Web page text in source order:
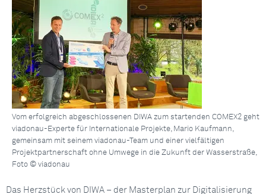
Vom erfolgreich abgeschlossenen DIWA zum startenden COMEX2 geht
viadonau-Experte für Internationale Projekte, Mario Kaufmann,
gemeinsam mit seinem viadonau-Team und einer vielfältigen
Projektpartnerschaft ohne Umwege in die Zukunft der Wasserstraße,
Foto © viadonau
Das Herzstück von DIWA – der Masterplan zur Digitalisierung